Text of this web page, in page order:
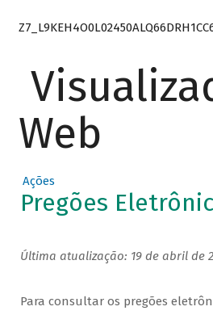
Web
Ações
Pregões
Última atualização: 19 de abril de
Para consultar os pregões